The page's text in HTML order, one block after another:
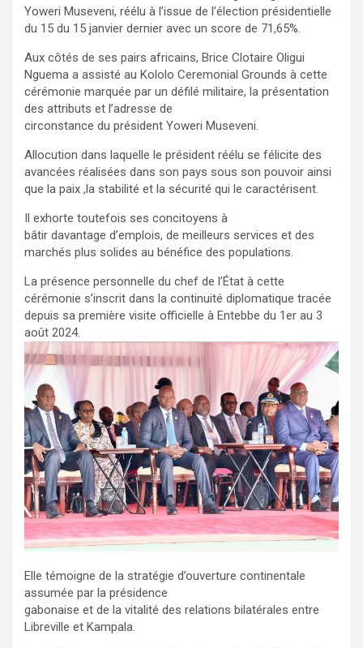
Yoweri Museveni, réélu à l’issue de l’élection présidentielle
du 15 du 15 janvier dernier avec un score de 71,65%.
Aux côtés de ses pairs africains, Brice Clotaire Oligui
Nguema a assisté au Kololo Ceremonial Grounds à cette
cérémonie marquée par un défilé militaire, la présentation
des attributs et l’adresse de
circonstance du président Yoweri Museveni.
Allocution dans laquelle le président réélu se félicite des
avancées réalisées dans son pays sous son pouvoir ainsi
que la paix ,la stabilité et la sécurité qui le caractérisent.
Il exhorte toutefois ses concitoyens à
bâtir davantage d’emplois, de meilleurs services et des
marchés plus solides au bénéfice des populations.
La présence personnelle du chef de l’État à cette
cérémonie s’inscrit dans la continuité diplomatique tracée
depuis sa première visite officielle à Entebbe du 1er au 3
août 2024.
Elle témoigne de la stratégie d’ouverture continentale
assumée par la présidence
gabonaise et de la vitalité des relations bilatérales entre
Libreville et Kampala.